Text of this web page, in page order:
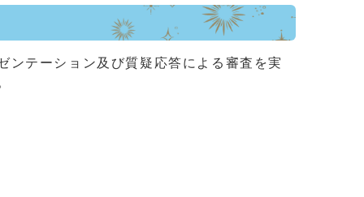
ンテーション及び質疑応答による審査を実